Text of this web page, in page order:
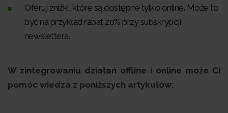
Oferuj zniżki, które są dostępne tylko online. Może to
być na przykład rabat 20% przy subskrypcji
newslettera.
W zintegrowaniu działań offline i online może Ci
pomóc wiedza z poniższych artykułów: